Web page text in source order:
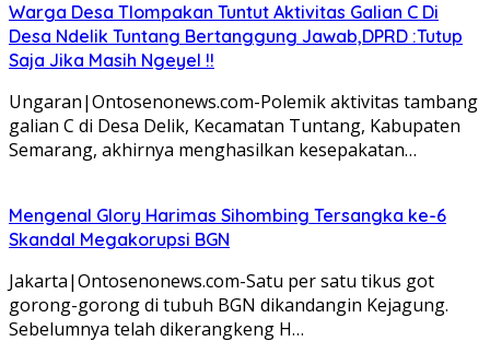
Warga Desa Tlompakan Tuntut Aktivitas Galian C Di
Desa Ndelik Tuntang Bertanggung Jawab,DPRD :Tutup
Saja Jika Masih Ngeyel !!
Ungaran|Ontosenonews.com-Polemik aktivitas tambang
galian C di Desa Delik, Kecamatan Tuntang, Kabupaten
Semarang, akhirnya menghasilkan kesepakatan…
Mengenal Glory Harimas Sihombing Tersangka ke-6
Skandal Megakorupsi BGN
Jakarta|Ontosenonews.com-Satu per satu tikus got
gorong-gorong di tubuh BGN dikandangin Kejagung.
Sebelumnya telah dikerangkeng H…